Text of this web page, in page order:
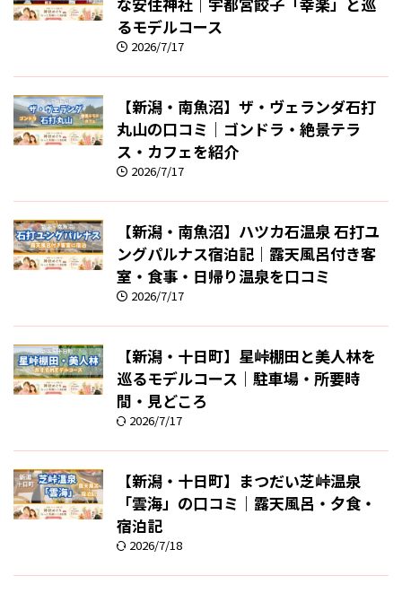
るモデルコース
2026/7/17
【新潟・南魚沼】ザ・ヴェランダ石打
丸山の口コミ｜ゴンドラ・絶景テラ
ス・カフェを紹介
2026/7/17
【新潟・南魚沼】ハツカ石温泉 石打ユ
ングパルナス宿泊記｜露天風呂付き客
室・食事・日帰り温泉を口コミ
2026/7/17
【新潟・十日町】星峠棚田と美人林を
巡るモデルコース｜駐車場・所要時
間・見どころ
2026/7/17
【新潟・十日町】まつだい芝峠温泉
「雲海」の口コミ｜露天風呂・夕食・
宿泊記
2026/7/18